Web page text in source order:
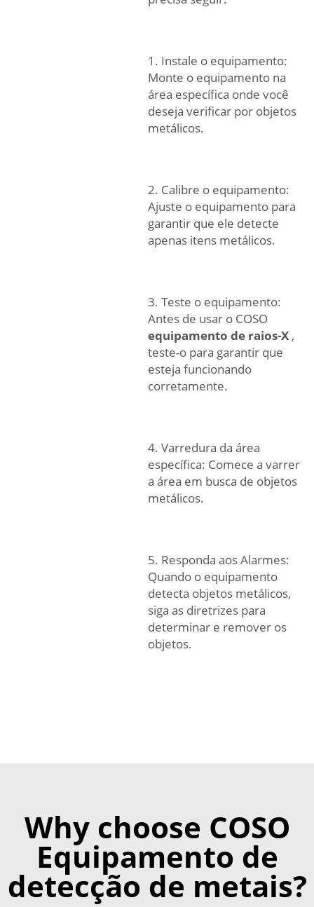
1. Instale o equipamento:
Monte o equipamento na
área específica onde você
deseja verificar por objetos
metálicos.
2. Calibre o equipamento:
Ajuste o equipamento para
garantir que ele detecte
apenas itens metálicos.
3. Teste o equipamento:
Antes de usar o COSO
equipamento de raios-X ,
teste-o para garantir que
esteja funcionando
corretamente.
4. Varredura da área
específica: Comece a varrer
a área em busca de objetos
metálicos.
5. Responda aos Alarmes:
Quando o equipamento
detecta objetos metálicos,
siga as diretrizes para
determinar e remover os
objetos.
Why choose COSO
Equipamento de
detecção de metais?